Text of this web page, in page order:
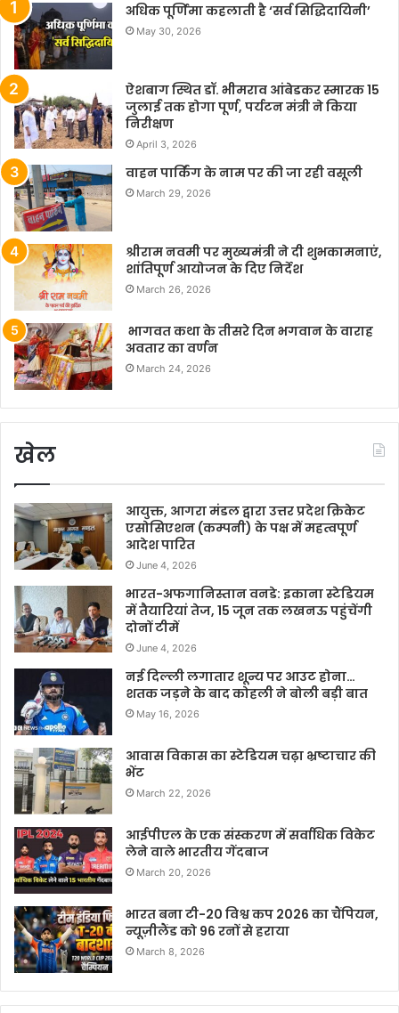
अधिक पूर्णिमा कहलाती है ‘सर्व सिद्धिदायिनी’
May 30, 2026
ऐशबाग स्थित डॉ. भीमराव आंबेडकर स्मारक 15
जुलाई तक होगा पूर्ण, पर्यटन मंत्री ने किया
निरीक्षण
April 3, 2026
वाहन पार्किंग के नाम पर की जा रही वसूली
March 29, 2026
श्रीराम नवमी पर मुख्यमंत्री ने दी शुभकामनाएं,
शांतिपूर्ण आयोजन के दिए निर्देश
March 26, 2026
भागवत कथा के तीसरे दिन भगवान के वाराह
अवतार का वर्णन
March 24, 2026
खेल
आयुक्त, आगरा मंडल द्वारा उत्तर प्रदेश क्रिकेट
एसोसिएशन (कम्पनी) के पक्ष में महत्वपूर्ण
आदेश पारित
June 4, 2026
भारत-अफगानिस्तान वनडे: इकाना स्टेडियम
में तैयारियां तेज, 15 जून तक लखनऊ पहुंचेंगी
दोनों टीमें
June 4, 2026
नई दिल्ली लगातार शून्य पर आउट होना…
शतक जड़ने के बाद कोहली ने बोली बड़ी बात
May 16, 2026
आवास विकास का स्टेडियम चढ़ा भ्रष्टाचार की
भेंट
March 22, 2026
आईपीएल के एक संस्करण में सर्वाधिक विकेट
लेने वाले भारतीय गेंदबाज
March 20, 2026
भारत बना टी-20 विश्व कप 2026 का चैंपियन,
न्यूज़ीलैंड को 96 रनों से हराया
March 8, 2026